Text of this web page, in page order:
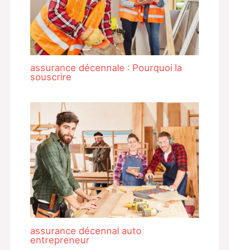
assurance décennale : Pourquoi la
souscrire
assurance décennal auto
entrepreneur